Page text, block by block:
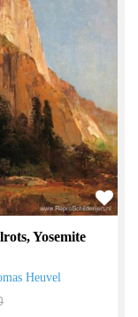
Yosemite
Heuvel